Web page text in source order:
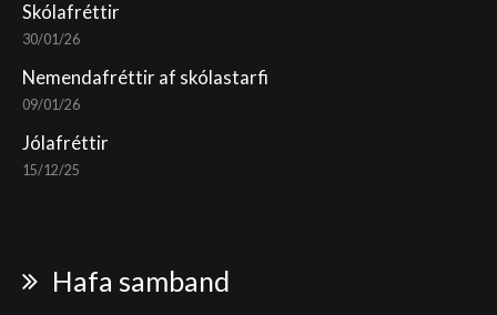
Skólafréttir
30/01/26
Nemendafréttir af skólastarfi
09/01/26
Jólafréttir
15/12/25
Hafa samband